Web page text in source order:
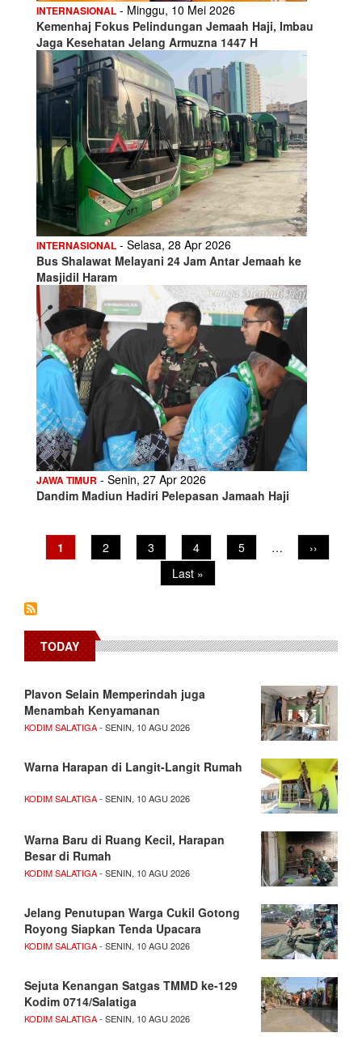
INTERNASIONAL - Minggu, 10 Mei 2026
Kemenhaj Fokus Pelindungan Jemaah Haji, Imbau
Jaga Kesehatan Jelang Armuzna 1447 H
INTERNASIONAL - Selasa, 28 Apr 2026
Bus Shalawat Melayani 24 Jam Antar Jemaah ke
Masjidil Haram
JAWA TIMUR - Senin, 27 Apr 2026
Dandim Madiun Hadiri Pelepasan Jamaah Haji
Pagination
Current
page
1 Page
2 Page
3 Page
4 Page
5 …
Next
page
››
Last
page
Last »
TODAY
Plavon Selain Memperindah juga
Menambah Kenyamanan
KODIM SALATIGA- SENIN, 10 AGU 2026
Warna Harapan di Langit-Langit Rumah
KODIM SALATIGA- SENIN, 10 AGU 2026
Warna Baru di Ruang Kecil, Harapan
Besar di Rumah
KODIM SALATIGA- SENIN, 10 AGU 2026
Jelang Penutupan Warga Cukil Gotong
Royong Siapkan Tenda Upacara
KODIM SALATIGA- SENIN, 10 AGU 2026
Sejuta Kenangan Satgas TMMD ke-129
Kodim 0714/Salatiga
KODIM SALATIGA- SENIN, 10 AGU 2026